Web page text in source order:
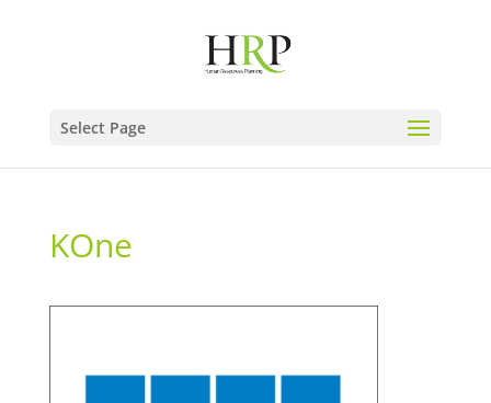
Select Page
KOne